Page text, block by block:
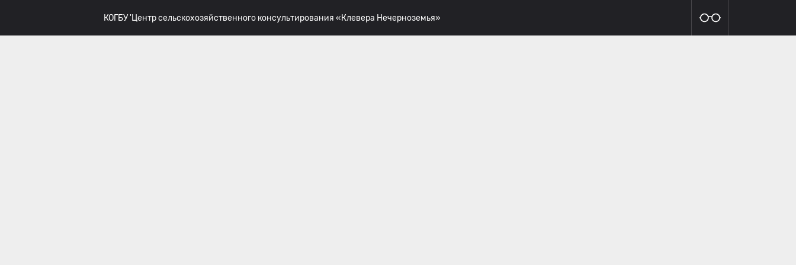
КОГБУ 'Центр сельскохозяйственного консультирования «Клевера Нечерноземья»